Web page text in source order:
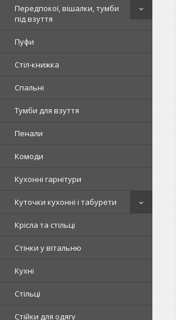
Передпокої, вішалки, тумби
під взуття
Пуфи
Стіл-книжка
Спальні
Тумби для взуття
Пенали
Комоди
Кухонні гарнітури
Куточки кухонні і табурети
Крісла та стільці
Стінки у вітальню
Кухні
Стільці
Стійки для одягу